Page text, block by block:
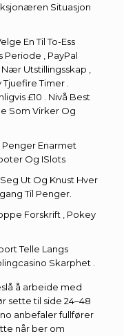
Situasjon
En Til To-Ess
Periode , PayPal
Utstillingsskap ,
Timer .
£10 . Nivå Best
Som Virker Og
Enarmet
Og ISlots
Ut Og Knust Hver
Til Penger.
Forskrift , Pokey
Telle Langs
Skarphet .
å arbeide med
sette til side 24–48
anbefaler fullfører
når ber om